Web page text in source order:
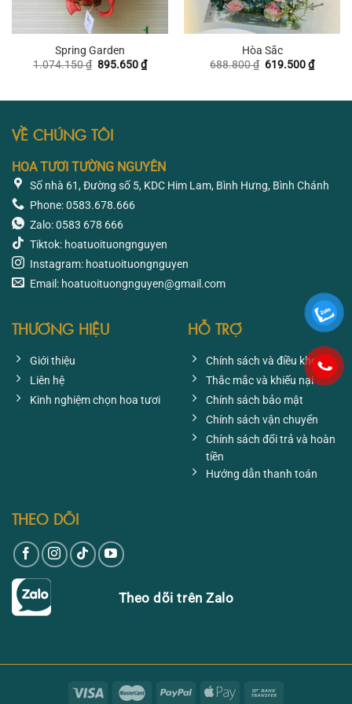
Spring Garden
1.074.150₫ Giá
895.650₫Giá
hiện
895.650 ₫.
Hòa Sắc
688.800₫ Giá
619.500₫Giá
hiện
VỀ CHÚNG TÔI
HOA TƯƠI TƯỜNG NGUYÊN
Số nhà 61, Đường số 5, KDC Him Lam, Bình Hưng, Bình Chánh
Phone: 0583.678.666
Zalo: 0583 678 666
Tiktok: hoatuoituongnguyen
Instagram: hoatuoituongnguyen
Email: hoatuoituongnguyen@gmail.com
THƯƠNG HIỆU
Giới thiệu
Liên hệ
Kinh nghiệm chọn hoa tươi
HỖ TRỢ
Chính sách và điều khoản
Thắc mắc và khiếu nại
Chính sách bảo mật
Chính sách vận chuyển
Chính sách đổi trả và hoàn
tiền
Hướng dẫn thanh toán
THEO DÕI
Theo dõi trên Zalo